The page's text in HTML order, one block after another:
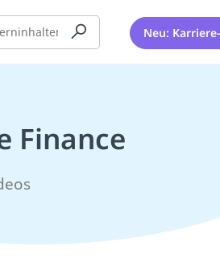
Neu:
Finance